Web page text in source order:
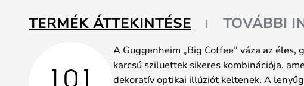
TERMÉK ÁTTEKINTÉSE TOVÁBBI
A Guggenheim „Big Coffee” váza az éles,
karcsú sziluettek sikeres kombinációja,
dekoratív optikai illúziót keltenek. A